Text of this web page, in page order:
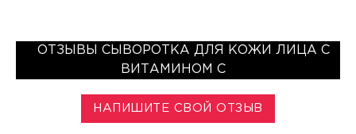
ОТЗЫВЫ СЫВОРОТКА ДЛЯ КОЖИ ЛИЦА С
ВИТАМИНОМ С
НАПИШИТЕ СВОЙ ОТЗЫВ